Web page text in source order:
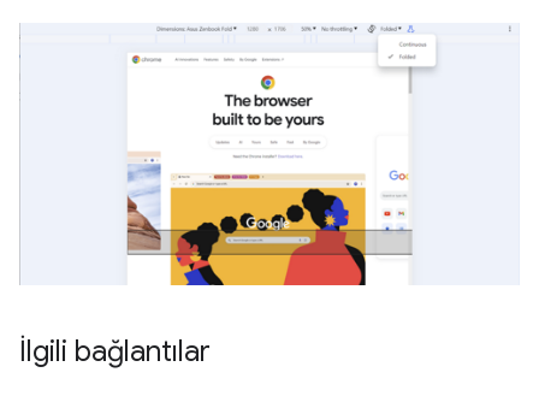
İlgili bağlantılar